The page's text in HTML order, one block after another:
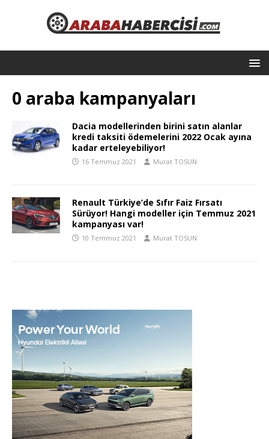
0 araba kampanyaları
Dacia modellerinden birini satın alanlar
kredi taksiti ödemelerini 2022 Ocak ayına
kadar erteleyebiliyor!
16 Temmuz 2021 Murat TOSUN
Renault Türkiye’de Sıfır Faiz Fırsatı
Sürüyor! Hangi modeller için Temmuz 2021
kampanyası var!
10 Temmuz 2021 Murat TOSUN